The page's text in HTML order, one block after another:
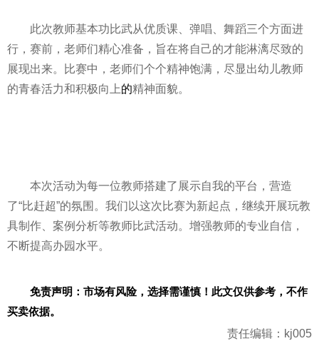
此次教师基本功比武从优质课、弹唱、舞蹈三个方面进
行，赛前，老师们精心准备，旨在将自己的才能淋漓尽致的
展现出来。比赛中，老师们个个精神饱满，尽显出幼儿教师
的青春活力和积极向上的精神面貌。
本次活动为每一位教师搭建了展示自我的平台，营造
了“比赶超”的氛围。我们以这次比赛为新起点，继续开展玩教
具制作、案例分析等教师比武活动。增强教师的专业自信，
不断提高办园水平。
免责声明：市场有风险，选择需谨慎！此文仅供参考，不作
买卖依据。
责任编辑：kj005